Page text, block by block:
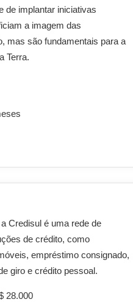
de implantar iniciativas
a imagem das
mas são fundamentais para a
Terra.
Credisul é uma rede de
de crédito, como
empréstimo consignado,
giro e crédito pessoal.
28.000